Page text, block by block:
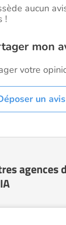
aucun
!
mon
votre
un avis
agences